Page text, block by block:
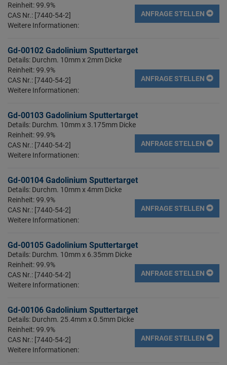
Reinheit: 99.9%
CAS Nr.: [7440-54-2]
Weitere Informationen:
ANFRAGE STELLEN
Gd-00102 Gadolinium Sputtertarget
Details: Durchm. 10mm x 2mm Dicke
Reinheit: 99.9%
CAS Nr.: [7440-54-2]
Weitere Informationen:
ANFRAGE STELLEN
Gd-00103 Gadolinium Sputtertarget
Details: Durchm. 10mm x 3.175mm Dicke
Reinheit: 99.9%
CAS Nr.: [7440-54-2]
Weitere Informationen:
ANFRAGE STELLEN
Gd-00104 Gadolinium Sputtertarget
Details: Durchm. 10mm x 4mm Dicke
Reinheit: 99.9%
CAS Nr.: [7440-54-2]
Weitere Informationen:
ANFRAGE STELLEN
Gd-00105 Gadolinium Sputtertarget
Details: Durchm. 10mm x 6.35mm Dicke
Reinheit: 99.9%
CAS Nr.: [7440-54-2]
Weitere Informationen:
ANFRAGE STELLEN
Gd-00106 Gadolinium Sputtertarget
Details: Durchm. 25.4mm x 0.5mm Dicke
Reinheit: 99.9%
CAS Nr.: [7440-54-2]
Weitere Informationen:
ANFRAGE STELLEN